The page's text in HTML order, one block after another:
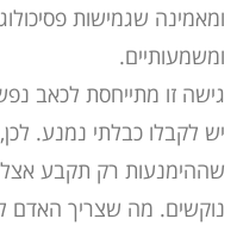
ומאמינה שגמישות
ומשמעותיים.
גישה זו מתייחסת לכאב
יש לקבלו כבלתי נמנע.
שההימנעות רק תקבע אצל
נוקשים. מה שצריך האדם